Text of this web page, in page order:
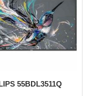
55BDL3511Q